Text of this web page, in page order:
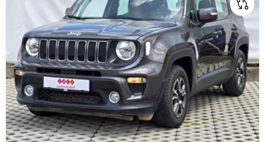
Max
Prikaži Obriši
Kilometraža